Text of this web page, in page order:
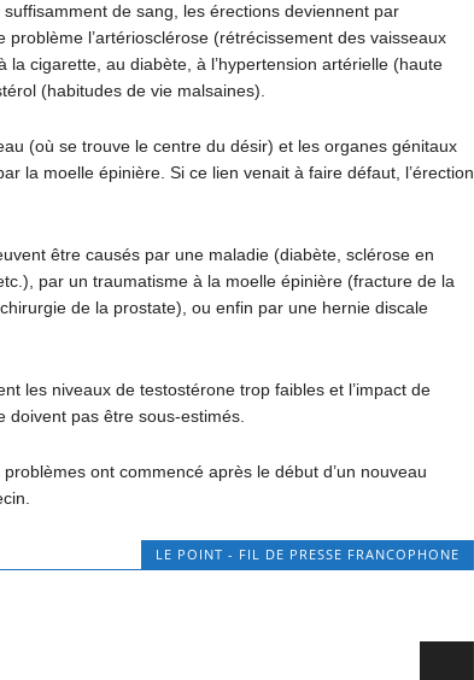
de sang, les érections deviennent par
l’artériosclérose (rétrécissement des vaisseaux
cigarette, au diabète, à l’hypertension artérielle (haute
(habitudes de vie malsaines).
(où se trouve le centre du désir) et les organes génitaux
la moelle épinière. Si ce lien venait à faire défaut, l’érection
être causés par une maladie (diabète, sclérose en
par un traumatisme à la moelle épinière (fracture de la
de la prostate), ou enfin par une hernie discale
les niveaux de testostérone trop faibles et l’impact de
doivent pas être sous-estimés.
ont commencé après le début d’un nouveau
LE POINT - FIL DE PRESSE FRANCOPHONE